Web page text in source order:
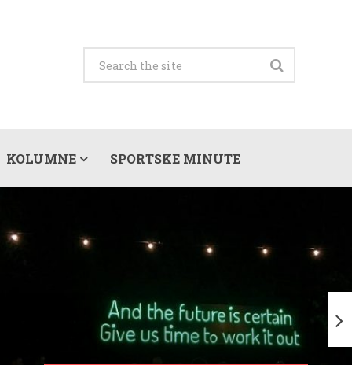
KOLUMNE SPORTSKE MINUTE